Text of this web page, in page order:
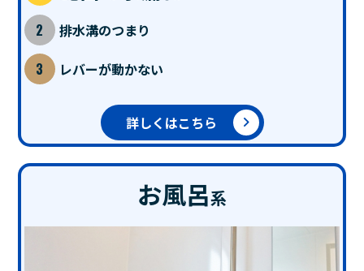
排水溝のつまり
レバーが動かない
詳しくはこちら
お風呂系